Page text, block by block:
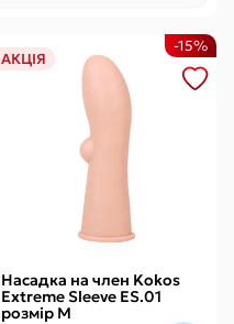
АКЦІЯ
Насадка на член Kokos
Extreme Sleeve ES.01
розмір M
-15%